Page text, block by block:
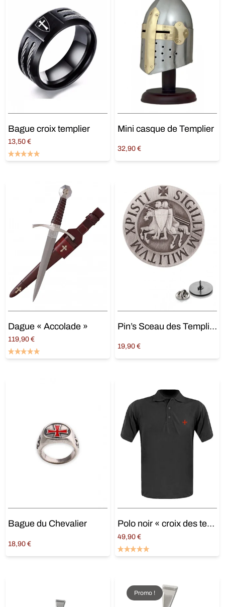
Bague croix templier
13,50 €
Choix des options
Mini casque de Templier
32,90 €
Ajouter au panier
Dague « Accolade »
119,90 €
Ajouter au panier
Pin’s Sceau des Templiers
19,90 €
Ajouter au panier
Bague du Chevalier
18,90 €
Choix des options
Polo noir « croix des templiers »
49,90 €
Choix des options
Promo !